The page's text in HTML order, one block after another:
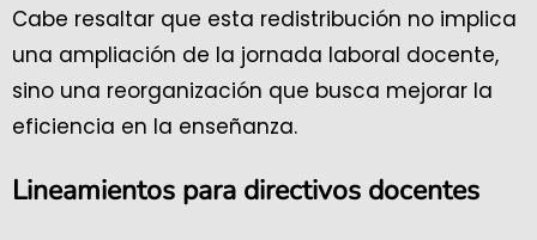
Cabe resaltar que esta redistribución no implica
una ampliación de la jornada laboral docente,
sino una reorganización que busca mejorar la
eficiencia en la enseñanza.
Lineamientos para directivos docentes